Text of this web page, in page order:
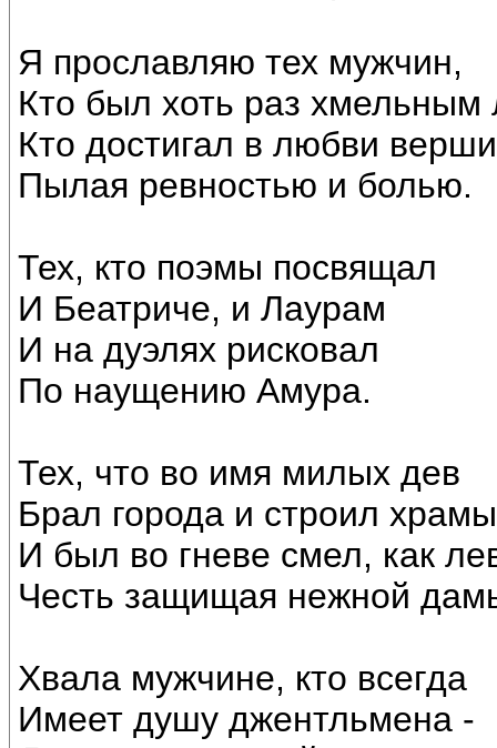
Я прославляю тех мужчин,
Кто был хоть раз
Кто достигал в любви
Пылая ревностью и болью.
Тех, кто поэмы посвящал
И Беатриче, и Лаурам
И на дуэлях рисковал
По наущению Амура.
Тех, что во имя милых дев
Брал города и строил
И был во гневе смел, как
Честь защищая нежной
Хвала мужчине, кто всегда
Имеет душу джентльмена -